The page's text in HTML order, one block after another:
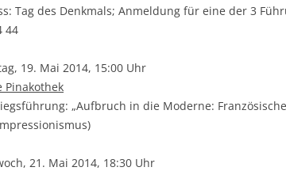
Tag des Denkmals; Anmeldung für eine der 3
44
19. Mai 2014, 15:00 Uhr
Pinakothek
„Aufbruch in die Moderne:
21. Mai 2014, 18:30 Uhr